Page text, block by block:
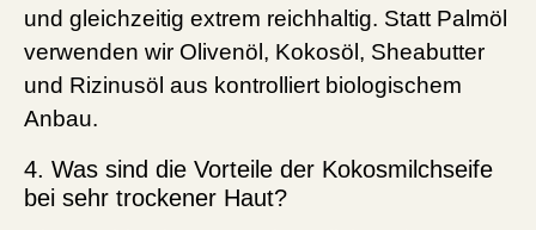
und gleichzeitig extrem reichhaltig. Statt Palmöl
verwenden wir Olivenöl, Kokosöl, Sheabutter
und Rizinusöl aus kontrolliert biologischem
Anbau.
4. Was sind die Vorteile der Kokosmilchseife
bei sehr trockener Haut?